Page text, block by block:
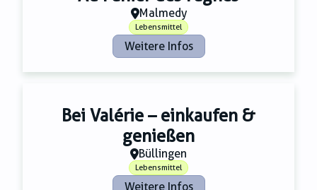
Malmedy
Lebensmittel
Weitere Infos
Bei Valérie – einkaufen &
genießen
Büllingen
Lebensmittel
Weitere Infos